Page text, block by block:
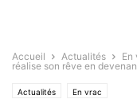
Accueil Actualités En
réalise son rêve en
Actualités En vrac